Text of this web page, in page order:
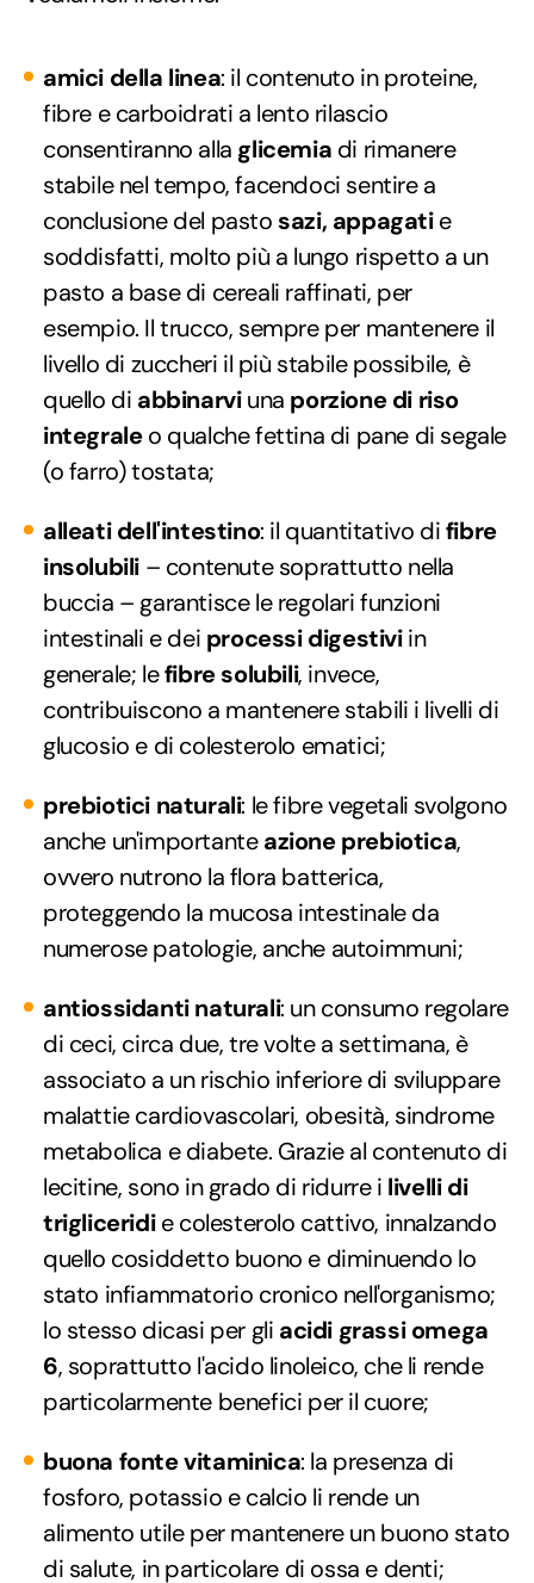
amici della linea: il contenuto in proteine,
fibre e carboidrati a lento rilascio
consentiranno alla glicemia di rimanere
stabile nel tempo, facendoci sentire a
conclusione del pasto sazi, appagatie
soddisfatti, molto più a lungo rispetto a un
pasto a base di cereali raffinati, per
esempio. Il trucco, sempre per mantenere il
livello di zuccheri il più stabile possibile, è
quello di abbinarviuna porzione di riso
integraleo qualche fettina di pane di segale
(o farro) tostata;
alleati dell'intestino: il quantitativo difibre
insolubili – contenute soprattutto nella
buccia – garantisce le regolari funzioni
intestinali e dei processi digestiviin
generale; lefibre solubili, invece,
contribuiscono a mantenere stabili i livelli di
glucosio e di colesterolo ematici;
prebiotici naturali: le fibre vegetali svolgono
anche un'importanteazione prebiotica,
ovvero nutrono la flora batterica,
proteggendo la mucosa intestinale da
numerose patologie, anche autoimmuni;
antiossidanti naturali: un consumo regolare
di ceci, circa due, tre volte a settimana, è
associato a un rischio inferiore di sviluppare
malattie cardiovascolari, obesità, sindrome
metabolica e diabete. Grazie al contenuto di
lecitine, sono in grado di ridurre i livelli di
trigliceridie colesterolo cattivo, innalzando
quello cosiddetto buono e diminuendo lo
stato infiammatorio cronico nell'organismo;
lo stesso dicasi per gli acidi grassi omega
6, soprattutto l'acido linoleico, che li rende
particolarmente benefici per il cuore;
buona fonte vitaminica: la presenza di
fosforo, potassio e calcio li rende un
alimento utile per mantenere un buono stato
di salute, in particolare di ossa e denti;